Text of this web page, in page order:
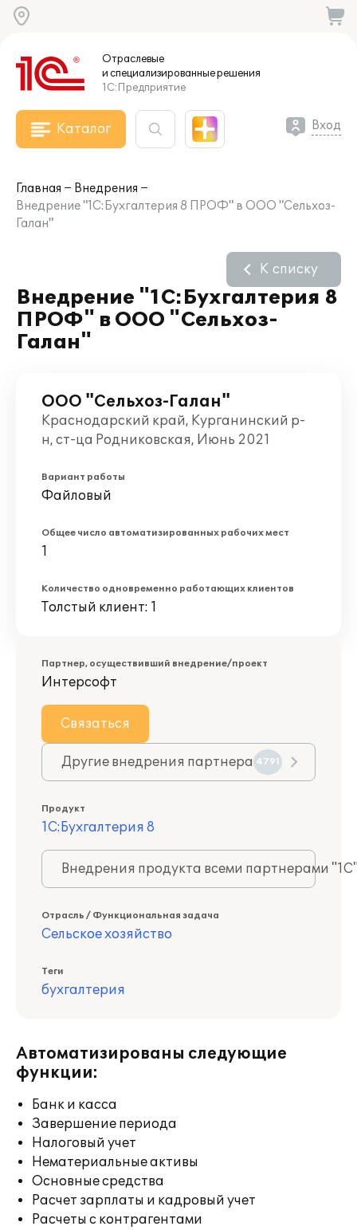
Отраслевые
и специализированныерешения
1С:Предприятие
Каталог Вход
Главная
Внедрения
Внедрение "1С:Бухгалтерия 8 ПРОФ" в ООО "Сельхоз-
Галан"
Внедрение "1С:Бухгалтерия 8
ПРОФ" в ООО "Сельхоз-
Галан"
К списку
ООО "Сельхоз-Галан"
Краснодарский край, Курганинский р-
н, ст-ца Родниковская, Июнь 2021
Вариант работы
Файловый
Общее число автоматизированных рабочих мест
1
Количество одновременно работающих клиентов
Толстый клиент: 1
Партнер, осуществивший внедрение/проект
Интерсофт
Связаться
Другие внедрения партнера 4791
Продукт
1С:Бухгалтерия 8
Внедрения продукта всеми партнерами
Отрасль / Функциональная задача
Сельское хозяйство
Теги
бухгалтерия
Автоматизированы следующие
функции:
Банк и касса
Завершение периода
Налоговый учет
Нематериальные активы
Основные средства
Расчет зарплаты и кадровый учет
Расчеты с контрагентами